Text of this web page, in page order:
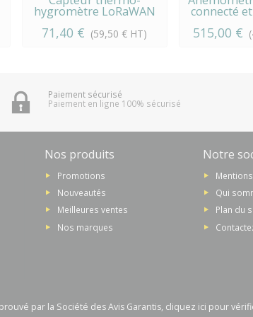
hygromètre LoRaWAN
71,40 € (59,50 € HT)
connecté
515,00 €
Paiement sécurisé
Paiement en ligne 100% sécurisé
Nos produits
Promotions
Nouveautés
Meilleures ventes
Nos marques
Notre
Qui
Plan du
par la Société des Avis Garantis, cliquez ici pour